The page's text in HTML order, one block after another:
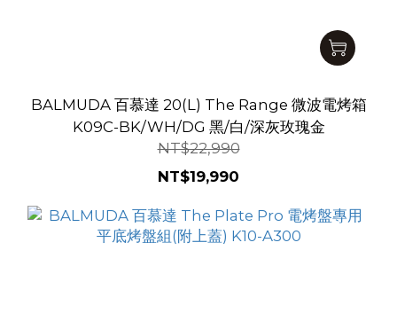
BALMUDA 百慕達 20(L) The Range 微波電烤箱
K09C-BK/WH/DG 黑/白/深灰玫瑰金
NT$22,990
NT$19,990